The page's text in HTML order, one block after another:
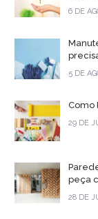
6 DE
5 DE
Como
29 DE
peça
28 DE